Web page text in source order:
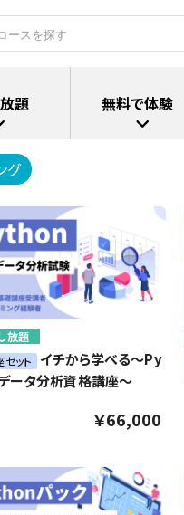
グ
放題
ット
イチから学べる～Py
ータ分析資格講座～
￥66,000
題 無料で体験